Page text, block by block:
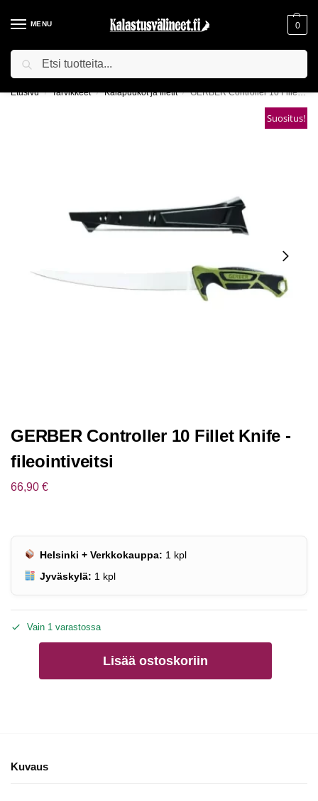
MENU 0
ILMAINEN TOIMITUS YLI 75€ TILAUKSILLE!
Etusivu / Tarvikkeet / Kalapuukot ja filetit / GERBER Controller 10 Fillet Knife -fileointiveitsi
Suositus!
GERBER Controller 10 Fillet Knife -
fileointiveitsi
66,90 €
Helsinki + Verkkokauppa: 1 kpl
Jyväskylä: 1 kpl
Vain 1 varastossa
Lisää ostoskoriin
Kuvaus